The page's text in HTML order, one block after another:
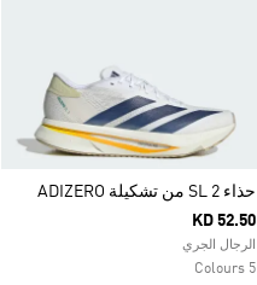
حذاء SL 2 من تشكيلة ADIZERO
KD 52.50
الرجال الجري
5 Colours